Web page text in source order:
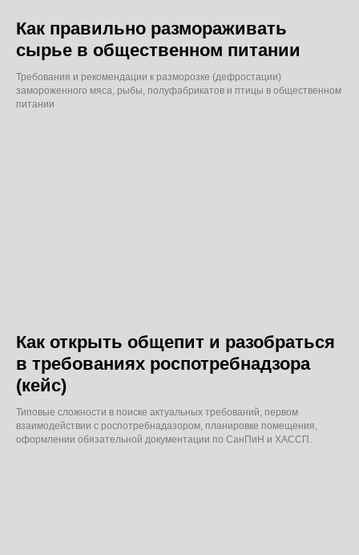
Как правильно размораживать
сырье в общественном питании
Требования и рекомендации к разморозке (дефростации)
замороженного мяса, рыбы, полуфабрикатов и птицы в общественном
питании
Как открыть общепит и разобраться
в требованиях роспотребнадзора
(кейс)
Типовые сложности в поиске актуальных требований, первом
взаимодействии с роспотребнадазором, планировке помещения,
оформлении обязательной документации по СанПиН и ХАССП.